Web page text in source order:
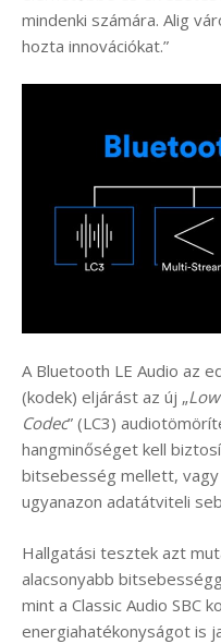
mindenki számára. Alig
hozta innovációkat.”
A Bluetooth LE Audio az
(kodek) eljárást az új „
Codec” (LC3)
hangminőséget kell
bitsebesség mellett,
ugyanazon adatátviteli
Hallgatási tesztek azt
alacsonyabb
mint a Classic Audio SBC
energiahatékonyságot is